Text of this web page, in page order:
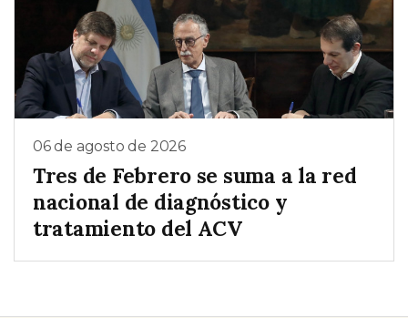
06 de agosto de 2026
Tres de Febrero se suma a la red
nacional de diagnóstico y
tratamiento del ACV